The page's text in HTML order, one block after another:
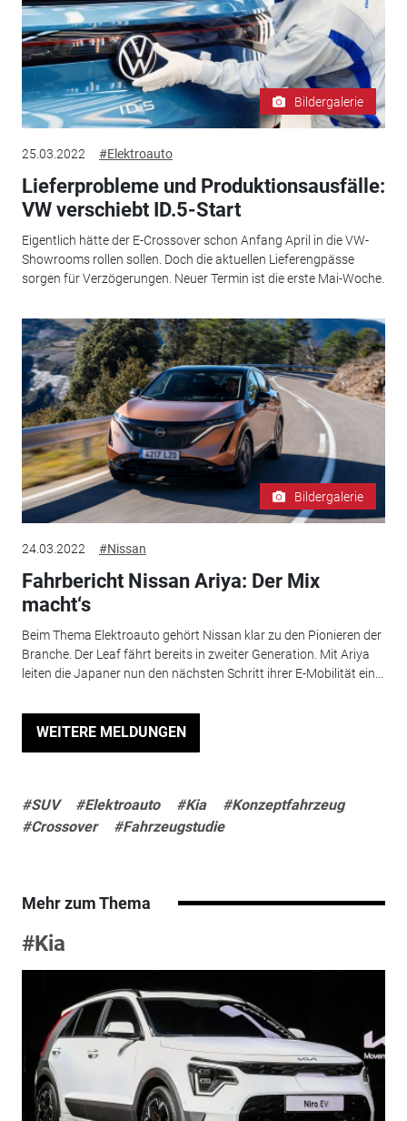
Bildergalerie
25.03.2022 #Elektroauto
Lieferprobleme und Produktionsausfälle:
VW verschiebt ID.5-Start
Eigentlich hätte der E-Crossover schon Anfang April in die VW-
Showrooms rollen sollen. Doch die aktuellen Lieferengpässe
sorgen für Verzögerungen. Neuer Termin ist die erste Mai-Woche.
Bildergalerie
24.03.2022 #Nissan
Fahrbericht Nissan Ariya: Der Mix
macht‘s
Beim Thema Elektroauto gehört Nissan klar zu den Pionieren der
Branche. Der Leaf fährt bereits in zweiter Generation. Mit Ariya
leiten die Japaner nun den nächsten Schritt ihrer E-Mobilität ein...
WEITERE MELDUNGEN
#SUV #Elektroauto #Kia
#Konzeptfahrzeug
#Crossover
#Fahrzeugstudie
Mehr zum Thema
#Kia